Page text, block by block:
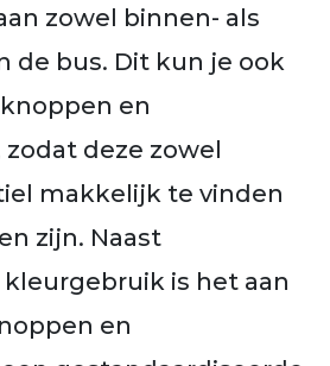
zowel binnen- als
de bus. Dit kun je ook
en
deze zowel
makkelijk te vinden
zijn. Naast
is het aan
en